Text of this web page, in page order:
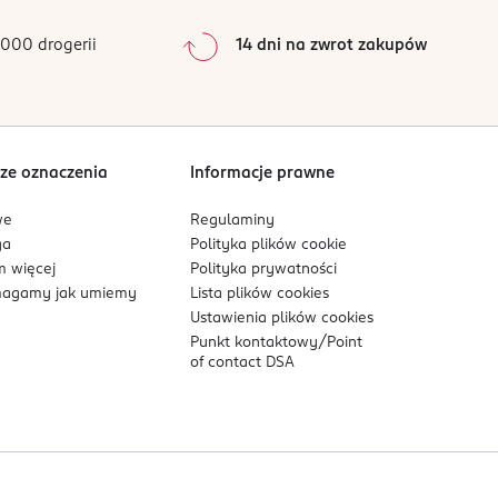
0%
Sortowanie wgdata: od najnowszej
drogerii 14 dni na zwrot zakupów
oznaczenia
więcej
jak umiemy
Informacje prawne
Regulaminy
Polityka plikówcookie
Polityka prywatności
Lista plikówcookies
Ustawienia plikówcookies
Punkt kontaktowy/ Point
of contact DSA